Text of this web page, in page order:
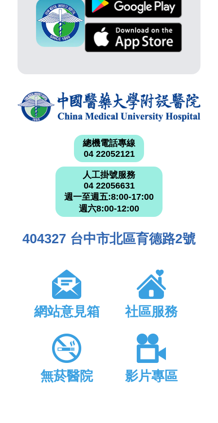
總機電話專線
04 22052121
人工掛號服務
04 22056631
週一至週五:8:00-17:00
週六8:00-12:00
404327 台中市北區育德路2號
網站意見箱 社區服務
無菸醫院 影片專區